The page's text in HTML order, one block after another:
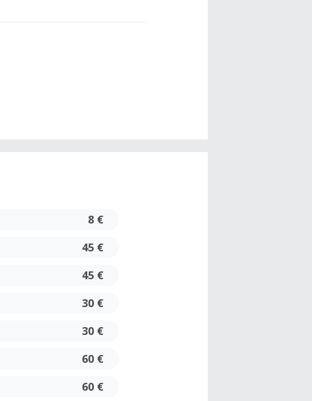
8 €
45 €
45 €
30 €
30 €
60 €
60 €